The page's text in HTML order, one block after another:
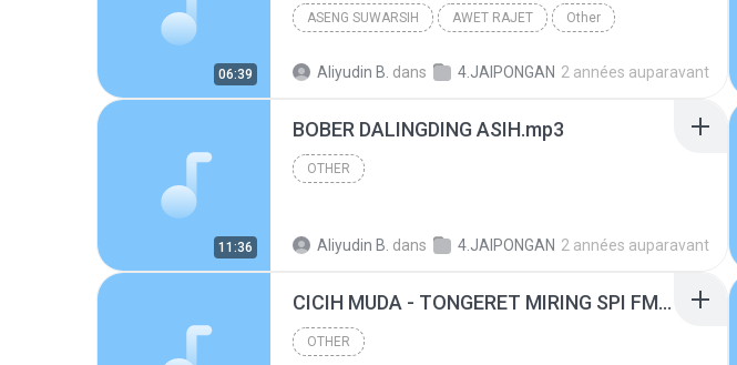
06:39
ASENG SUWARSIH AWET RAJET Other
Aliyudin B. dans 4.JAIPONGAN 2 années auparavant
11:36
BOBER DALINGDING ASIH.mp3
OTHER
Aliyudin B. dans 4.JAIPONGAN 2 années auparavant
CICIH MUDA - TONGERET MIRING SPI FM 107,7MHZ.mp3
OTHER